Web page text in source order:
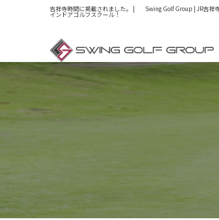
吉祥寺時間に掲載されました。 | Swing Golf Group | JR吉祥
インドアゴルフスクール！